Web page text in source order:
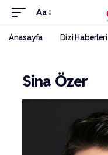
Aa
Anasayfa Dizi Haberleri
Sina Özer